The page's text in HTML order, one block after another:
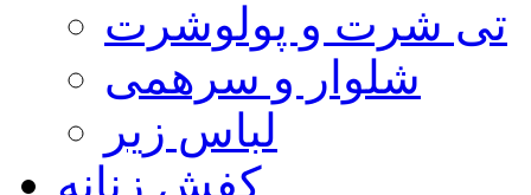
تی شرت و پولوشرت
شلوار و سرهمی
لباس زیر
کفش زنانه